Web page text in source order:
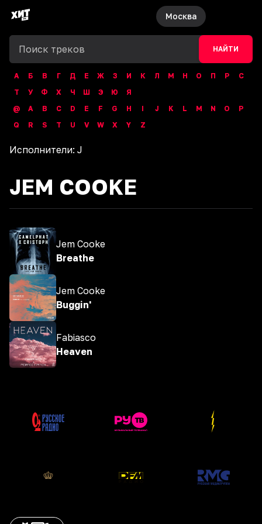
Москва
НАЙТИ
А Б В Г Д Е Ж З И К Л М Н О П Р
С
Т
У Ф Х Ч Ш Э Ю
Я
@
A B C D E F G H I J K L M N O
P
Q
R S T U V W X Y Z
Исполнители: J
JEM COOKE
Jem Cooke
Breathe
Jem Cooke
Buggin'
Fabiasco
Heaven